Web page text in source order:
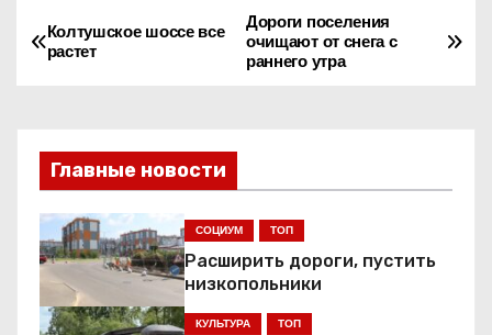
Н
г
а
ц
Дороги поселения
очищают от снега с
раннего утра
Колтушское шоссе все
растет
Главные новости
СОЦИУМ ТОП
Расширить дороги, пустить
низкопольники
КУЛЬТУРА ТОП